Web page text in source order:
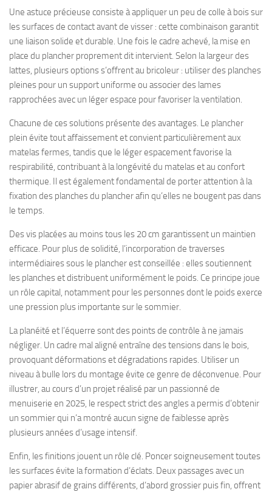
Une astuce précieuse consiste à appliquer un peu de colle à bois sur
les surfaces de contact avant de visser : cette combinaison garantit
une liaison solide et durable. Une fois le cadre achevé, la mise en
place du plancher proprement dit intervient. Selon la largeur des
lattes, plusieurs options s’offrent au bricoleur : utiliser des planches
pleines pour un support uniforme ou associer des lames
rapprochées avec un léger espace pour favoriser la ventilation.
Chacune de ces solutions présente des avantages. Le plancher
plein évite tout affaissement et convient particulièrement aux
matelas fermes, tandis que le léger espacement favorise la
respirabilité, contribuant à la longévité du matelas et au confort
thermique. Il est également fondamental de porter attention à la
fixation des planches du plancher afin qu’elles ne bougent pas dans
le temps.
Des vis placées au moins tous les 20 cm garantissent un maintien
efficace. Pour plus de solidité, l’incorporation de traverses
intermédiaires sous le plancher est conseillée : elles soutiennent
les planches et distribuent uniformément le poids. Ce principe joue
un rôle capital, notamment pour les personnes dont le poids exerce
une pression plus importante sur le sommier.
La planéité et l’équerre sont des points de contrôle à ne jamais
négliger. Un cadre mal aligné entraîne des tensions dans le bois,
provoquant déformations et dégradations rapides. Utiliser un
niveau à bulle lors du montage évite ce genre de déconvenue. Pour
illustrer, au cours d’un projet réalisé par un passionné de
menuiserie en 2025, le respect strict des angles a permis d’obtenir
un sommier qui n’a montré aucun signe de faiblesse après
plusieurs années d’usage intensif.
Enfin, les finitions jouent un rôle clé. Poncer soigneusement toutes
les surfaces évite la formation d’éclats. Deux passages avec un
papier abrasif de grains différents, d’abord grossier puis fin, offrent